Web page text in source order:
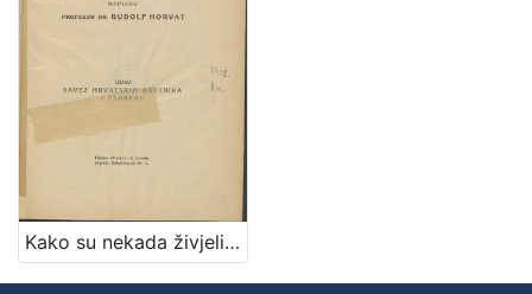
Kako su nekada živjeli hrvatski obrtnici? / napisao Rudolf Horvat